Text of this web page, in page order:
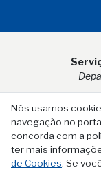
Nós usamos
navegação no
concorda com a
ter mais
de Cookies. Se
Rua Visconde do